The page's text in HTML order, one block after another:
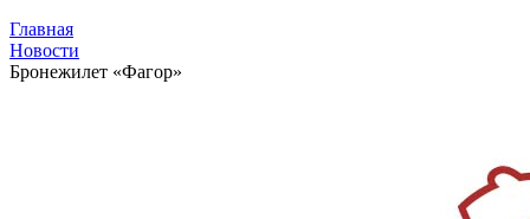
Главная
Новости
Бронежилет «Фагор»